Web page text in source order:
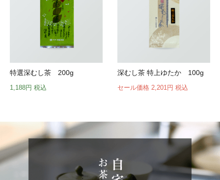
特選深むし茶 200g
1,188円 税込
深むし茶 特上ゆたか 100g
セール価格 2,201円 税込